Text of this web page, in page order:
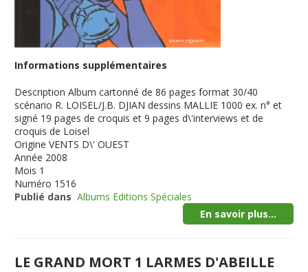
Informations supplémentaires
Description Album cartonné de 86 pages format 30/40
scénario R. LOISEL/J.B. DJIAN dessins MALLIE 1000 ex. n° et
signé 19 pages de croquis et 9 pages d\'interviews et de
croquis de Loisel
Origine VENTS D\' OUEST
Année 2008
Mois 1
Numéro 1516
Publié dans Albums Editions Spéciales
En savoir plus...
LE GRAND MORT 1 LARMES D'ABEILLE